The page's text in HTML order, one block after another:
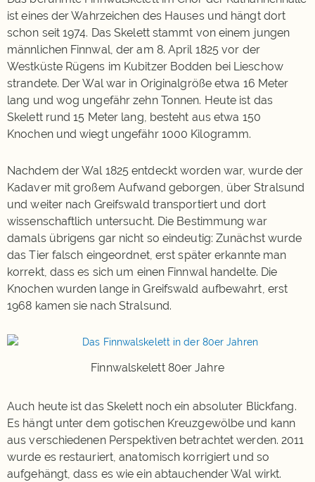
ist eines der Wahrzeichen des Hauses und hängt dort
schon seit 1974. Das Skelett stammt von einem jungen
männlichen Finnwal, der am 8. April 1825 vor der
Westküste Rügens im Kubitzer Bodden bei Lieschow
strandete. Der Wal war in Originalgröße etwa 16 Meter
lang und wog ungefähr zehn Tonnen. Heute ist das
Skelett rund 15 Meter lang, besteht aus etwa 150
Knochen und wiegt ungefähr 1000 Kilogramm.
Nachdem der Wal 1825 entdeckt worden war, wurde der
Kadaver mit großem Aufwand geborgen, über Stralsund
und weiter nach Greifswald transportiert und dort
wissenschaftlich untersucht. Die Bestimmung war
damals übrigens gar nicht so eindeutig: Zunächst wurde
das Tier falsch eingeordnet, erst später erkannte man
korrekt, dass es sich um einen Finnwal handelte. Die
Knochen wurden lange in Greifswald aufbewahrt, erst
1968 kamen sie nach Stralsund.
Finnwalskelett 80er Jahre
Auch heute ist das Skelett noch ein absoluter Blickfang.
Es hängt unter dem gotischen Kreuzgewölbe und kann
aus verschiedenen Perspektiven betrachtet werden. 2011
wurde es restauriert, anatomisch korrigiert und so
aufgehängt, dass es wie ein abtauchender Wal wirkt.